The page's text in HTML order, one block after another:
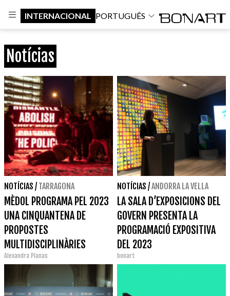
INTERNACIONAL PORTUGUÊS
Notícias
NOTÍCIAS / TARRAGONA
MÈDOL PROGRAMA PEL 2023
UNA CINQUANTENA DE
PROPOSTES
MULTIDISCIPLINÀRIES
Alexandra Planas
NOTÍCIAS /ANDORRA LA VELLA
LA SALA D’EXPOSICIONS DEL
GOVERN PRESENTA LA
PROGRAMACIÓ EXPOSITIVA
DEL 2023
bonart